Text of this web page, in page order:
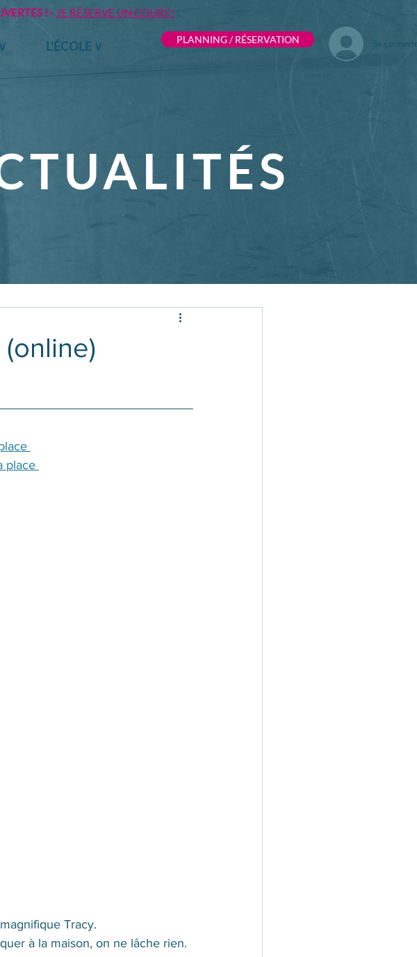
L'ÉCOLE ∨ PLANNING / RÉSERVATION
!> JE RÉSERVE UN COURS !
Se
place
Tracy.
à la maison, on ne lâche rien.